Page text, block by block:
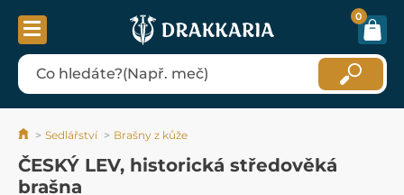
0
Sedlářství Brašny z kůže
ČESKÝ LEV, historická středověká
brašna